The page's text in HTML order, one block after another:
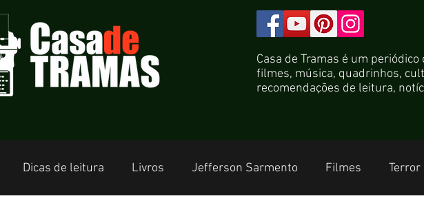
Casa de Tramas é um
filmes, música, quadrinhos,
recomendações de leitura,
Dicas de leitura Livros Jefferson Sarmento Filmes Terror